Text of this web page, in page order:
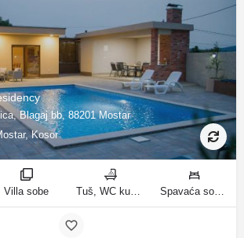
Blagaj bb, 88201 Mostar
Kosor
Villa sobe